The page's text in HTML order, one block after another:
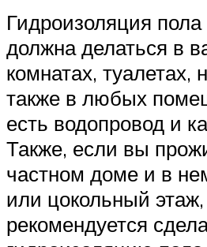
Гидроизоляция пола
должна делаться в
комнатах, туалетах,
также в любых
есть водопровод и
Также, если вы
частном доме и в
или цокольный этаж,
рекомендуется